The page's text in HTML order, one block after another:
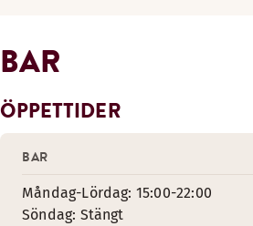
BAR
ÖPPETTIDER
BAR
Måndag-Lördag: 15:00-22:00
Söndag: Stängt